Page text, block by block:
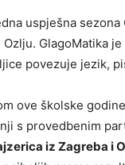
uspješna
Ozlju. GlagoMatika
povezuje jezik,
ove školske
s provedbenim
iz Zagreba i